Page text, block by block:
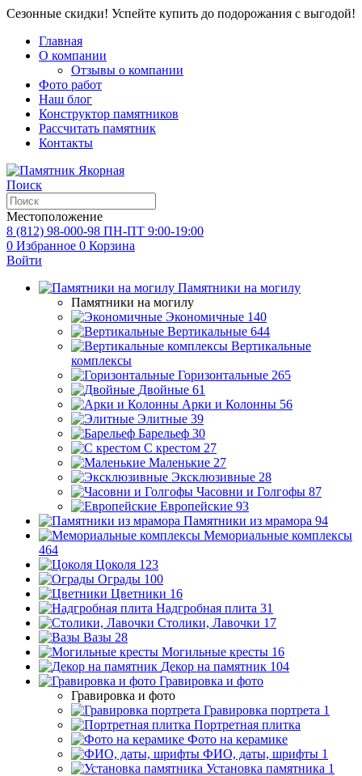
Сезонные скидки! Успейте купить до подорожания с выгодой!
Главная
О компании
Отзывы о компании
Фото работ
Наш блог
Конструктор памятников
Рассчитать памятник
Контакты
Поиск
Местоположение
8 (812) 98-000-98 ПН-ПТ 9:00-19:00
0 Избранное 0 Корзина
Войти
Памятники на могилу
Памятники на могилу
Экономичные 140
Вертикальные 644
Вертикальные
комплексы
Горизонтальные 265
Двойные 61
Арки и Колонны 56
Элитные 39
Барельеф 30
С крестом 27
Маленькие 27
Эксклюзивные 28
Часовни и Голгофы 87
Европейские 93
Памятники из мрамора 94
Мемориальные комплексы
464
Цоколя 123
Ограды 100
Цветники 16
Надгробная плита 31
Столики, Лавочки 17
Вазы 28
Могильные кресты 16
Декор на памятник 104
Гравировка и фото
Гравировка и фото
Гравировка портрета 1
Портретная плитка
Фото на керамике
ФИО, даты, шрифты 1
Установка памятника 1